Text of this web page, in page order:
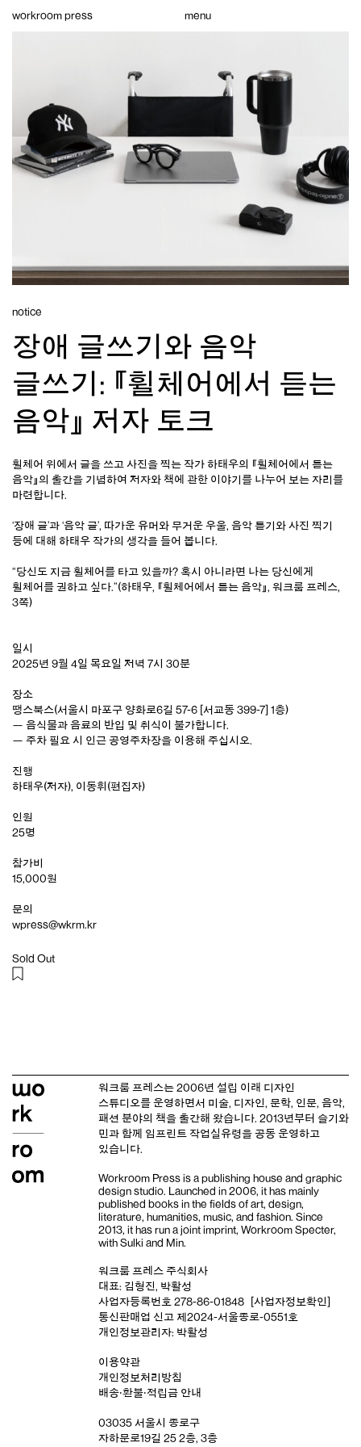
workroom press menu
notice
장애 글쓰기와 음악
글쓰기: 『휠체어에서 듣는
음악』 저자 토크
휠체어 위에서 글을 쓰고 사진을 찍는 작가 하태우의
『휠체어에서 듣는
음악』의 출간을 기념하여 저자와 책에 관한 이야기를 나누어 보는 자리를
마련합니다.
‘장애 글’과 ‘음악 글’, 따가운 유머와 무거운 우울, 음악 듣기와 사진 찍기
등에 대해 하태우 작가의 생각을 들어 봅니다.
“당신도 지금 휠체어를 타고 있을까? 혹시 아니라면 나는 당신에게
휠체어를 권하고 싶다.”(하태우, 『휠체어에서 듣는 음악』, 워크룸 프레스,
3쪽)
일시
2025년 9월 4일 목요일 저녁 7시 30분
장소
땡스북스(서울시 마포구 양화로6길 57-6 [서교동 399-7] 1층)
— 음식물과 음료의 반입 및 취식이 불가합니다.
— 주차 필요 시 인근 공영주차장을 이용해 주십시오.
진행
하태우(저자), 이동휘(편집자)
인원
25명
참가비
15,000원
문의
wpress@wkrm.kr
Sold Out
워크룸 프레스는 2006년 설립 이래 디자인
스튜디오를 운영하면서 미술, 디자인, 문학, 인문, 음악,
패션 분야의 책을 출간해 왔습니다. 2013년부터 슬기와
민과 함께 임프린트 작업실유령을 공동 운영하고
있습니다.
Workroom Press is a publishing house and graphic
design studio . Launched in 2006, it has mainly
published books in the fields of art, design,
literature, humanities, music, and fashion. Since
2013, it has run a joint imprint, Workroom Specter,
with Sulki and Min
워크룸 프레스 주식회사
대표: 김형진, 박활성
사업자등록번호 278-86-01848
[사업자정보확인]
통신판매업 신고 제2024-서울종로-0551호
개인정보관리자: 박활성
이용약관
개인정보처리방침
배송‧환불‧적립금 안내
03035 서울시 종로구
자하문로19길 25 2층, 3층